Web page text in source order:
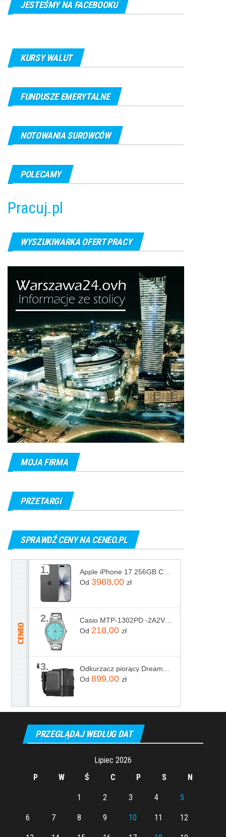
JESTEŚMY NA FACEBOOKU
KURSY WALUT
FUNDUSZE EMERYTALNE
NOTOWANIA SUROWCÓW
POLECAMY
Pracuj.pl
WYSZUKIWARKA OFERT PRACY
MOJA FIRMA
PRZETARGI
SPRAWDŹ CENY NA CENEO.PL
1.
Od 3988,00 zł
2.
Od 218,00 zł
3.
Od 899,00 zł
PRZEGLĄDAJ WEDŁUG DAT
Lipiec 2026
P
W Ś C P S N
1 2 3 4 5
6 7 8 9 10 11 12